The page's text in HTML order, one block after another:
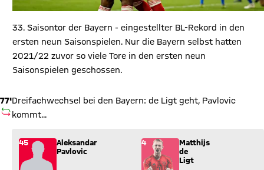
33. Saisontor der Bayern - eingestellter BL-Rekord in den
ersten neun Saisonspielen. Nur die Bayern selbst hatten
2021/22 zuvor so viele Tore in den ersten neun
Saisonspielen geschossen.
77'
AUSWECHSLUNG
Dreifachwechsel bei den Bayern: de Ligt geht, Pavlovic
kommt...
Wechsel: Aleksandar Pavlovic (45) kommt für Matthijs de
45
Aleksandar
Pavlovic
4
Matthijs
de
Ligt